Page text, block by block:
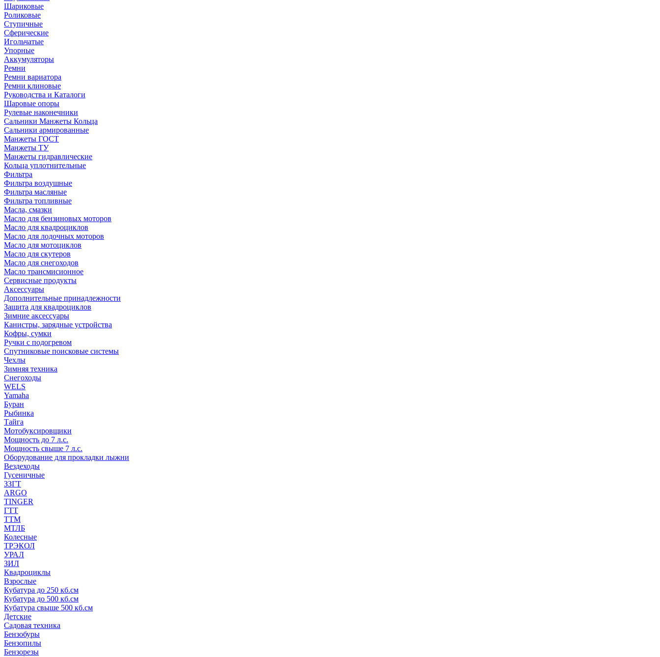
Шариковые
Роликовые
Ступичные
Сферические
Игольчатые
Упорные
Аккумуляторы
Ремни
Ремни вариатора
Ремни клиновые
Руководства и Каталоги
Шаровые опоры
Рулевые наконечники
Сальники Манжеты Кольца
Сальники армированные
Манжеты ГОСТ
Манжеты ТУ
Манжеты гидравлические
Кольца уплотнительные
Фильтра
Фильтра воздушные
Фильтра масляные
Фильтра топливные
Масла, смазки
Масло для бензиновых моторов
Масло для квадроциклов
Масло для лодочных моторов
Масло для мотоциклов
Масло для скутеров
Масло для снегоходов
Масло трансмисионное
Сервисные продукты
Аксессуары
Дополнительные принадлежности
Защита для квадроциклов
Зимние аксессуары
Канистры, зарядные устройства
Кофры, сумки
Ручки с подогревом
Спутниковые поисковые системы
Чехлы
Зимняя техника
Снегоходы
WELS
Yamaha
Буран
Рыбинка
Тайга
Мотобуксировщики
Мощность до 7 л.с.
Мощность свыше 7 л.с.
Оборудование для прокладки лыжни
Вездеходы
Гусеничные
ЗЗГТ
ARGO
TINGER
ГТТ
ТТМ
МТЛБ
Колесные
ТРЭКОЛ
УРАЛ
ЗИЛ
Квадроциклы
Взрослые
Кубатура до 250 кб.см
Кубатура до 500 кб.см
Кубатура свыше 500 кб.см
Детские
Садовая техника
Бензобуры
Бензопилы
Бензорезы